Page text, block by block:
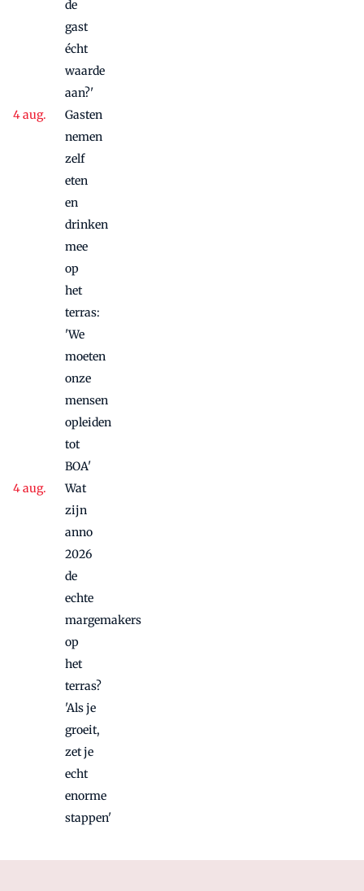
de
gast
écht
waarde
aan?'
Gasten
nemen
zelf
eten
en
drinken
mee
op
het
terras:
'We
moeten
onze
mensen
opleiden
tot
BOA'
Wat
zijn
anno
2026
de
echte
margemakers
op
het
terras?
'Als je
groeit,
zet je
echt
enorme
stappen'